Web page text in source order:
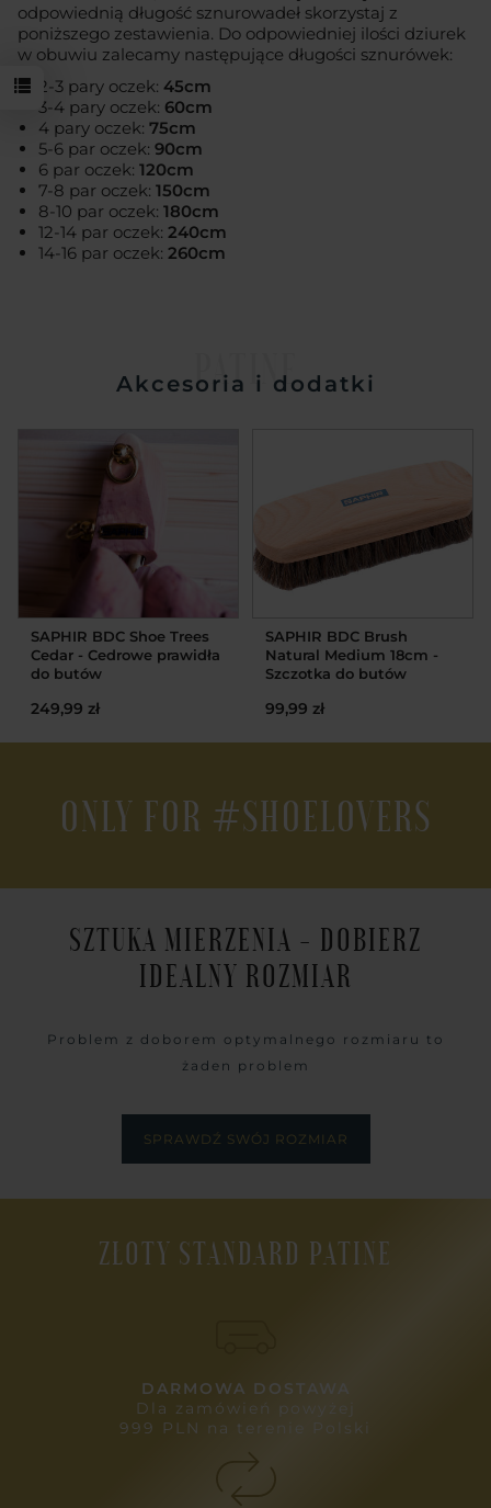
odpowiednią długość sznurowadeł skorzystaj z
poniższego zestawienia. Do odpowiedniej ilości dziurek
w obuwiu zalecamy następujące długości sznurówek:
2-3 pary oczek: 45cm
3-4 pary oczek: 60cm
4 pary oczek: 75cm
5-6 par oczek: 90cm
6 par oczek: 120cm
7-8 par oczek: 150cm
8-10 par oczek: 180cm
12-14 par oczek: 240cm
14-16 par oczek: 260cm
PATINE
Akcesoria i dodatki
SAPHIR BDC Shoe Trees
Cedar - Cedrowe prawidła
do butów
249,99 zł
SAPHIR BDC Brush
Natural Medium 18cm -
Szczotka do butów
99,99 zł
ONLY FOR #SHOELOVERS
SZTUKA MIERZENIA - DOBIERZ
IDEALNY ROZMIAR
Problem z doborem optymalnego rozmiaru to
żaden problem
SPRAWDŹ SWÓJ ROZMIAR
ZŁOTY STANDARD PATINE
DARMOWA DOSTAWA
Dla zamówień powyżej
999 PLN na terenie Polski